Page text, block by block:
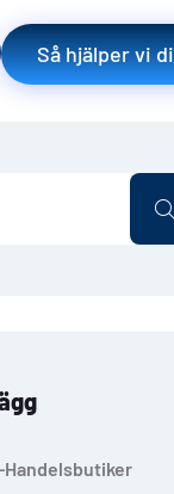
Så hjälper vi
Handelsbutiker